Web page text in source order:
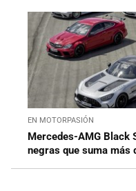
EN MOTORPASIÓN
Mercedes-AMG Black
negras que suma más